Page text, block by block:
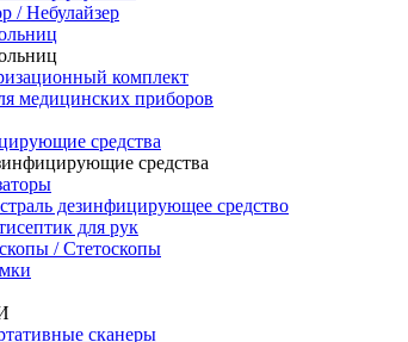
/ Небулайзер
комплект
медицинских приборов
средства
средства
дезинфицирующее средство
для рук
/ Стетоскопы
сканеры